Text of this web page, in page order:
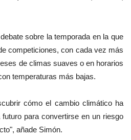
sobre la temporada en la que
competiciones, con cada vez más
de climas suaves o en horarios
temperaturas más bajas.
cómo el cambio climático ha
para convertirse en un riesgo
añade Simón.